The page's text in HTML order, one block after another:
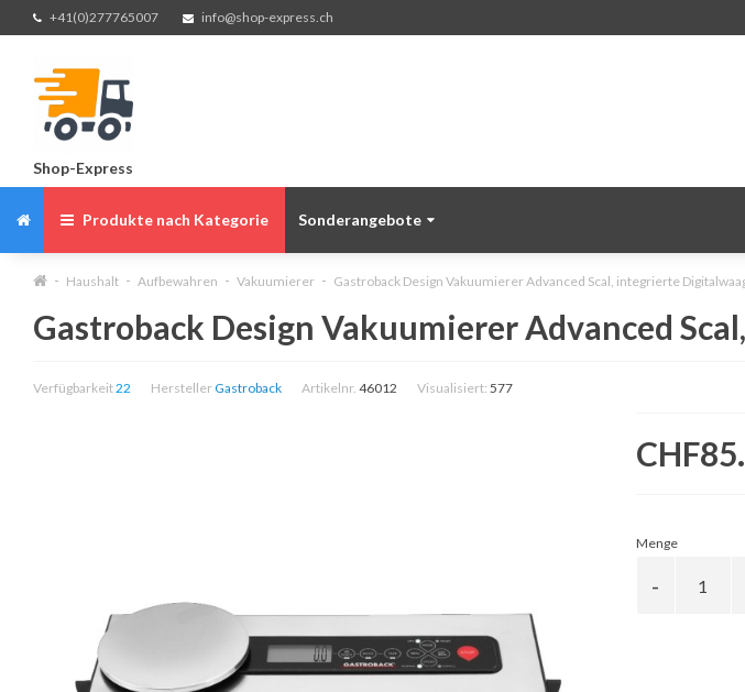
+41(0)277765007 info@shop-express.ch
Shop-Express
Produkte nach Kategorie Sonderangebote
Haushalt Aufbewahren Vakuumierer Gastroback Design Vakuumierer Advanced Scal, integrierte
Gastroback Design Vakuumierer Advanced
Verfügbarkeit22 Hersteller Gastroback Artikelnr. 46012 Visualisiert: 577
Menge